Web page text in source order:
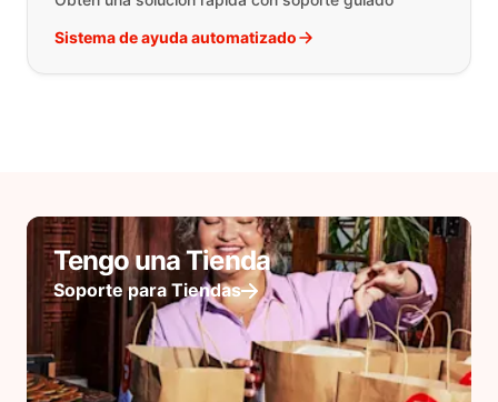
Sistema de ayuda automatizado
Tengo una Tienda
Soporte para Tiendas